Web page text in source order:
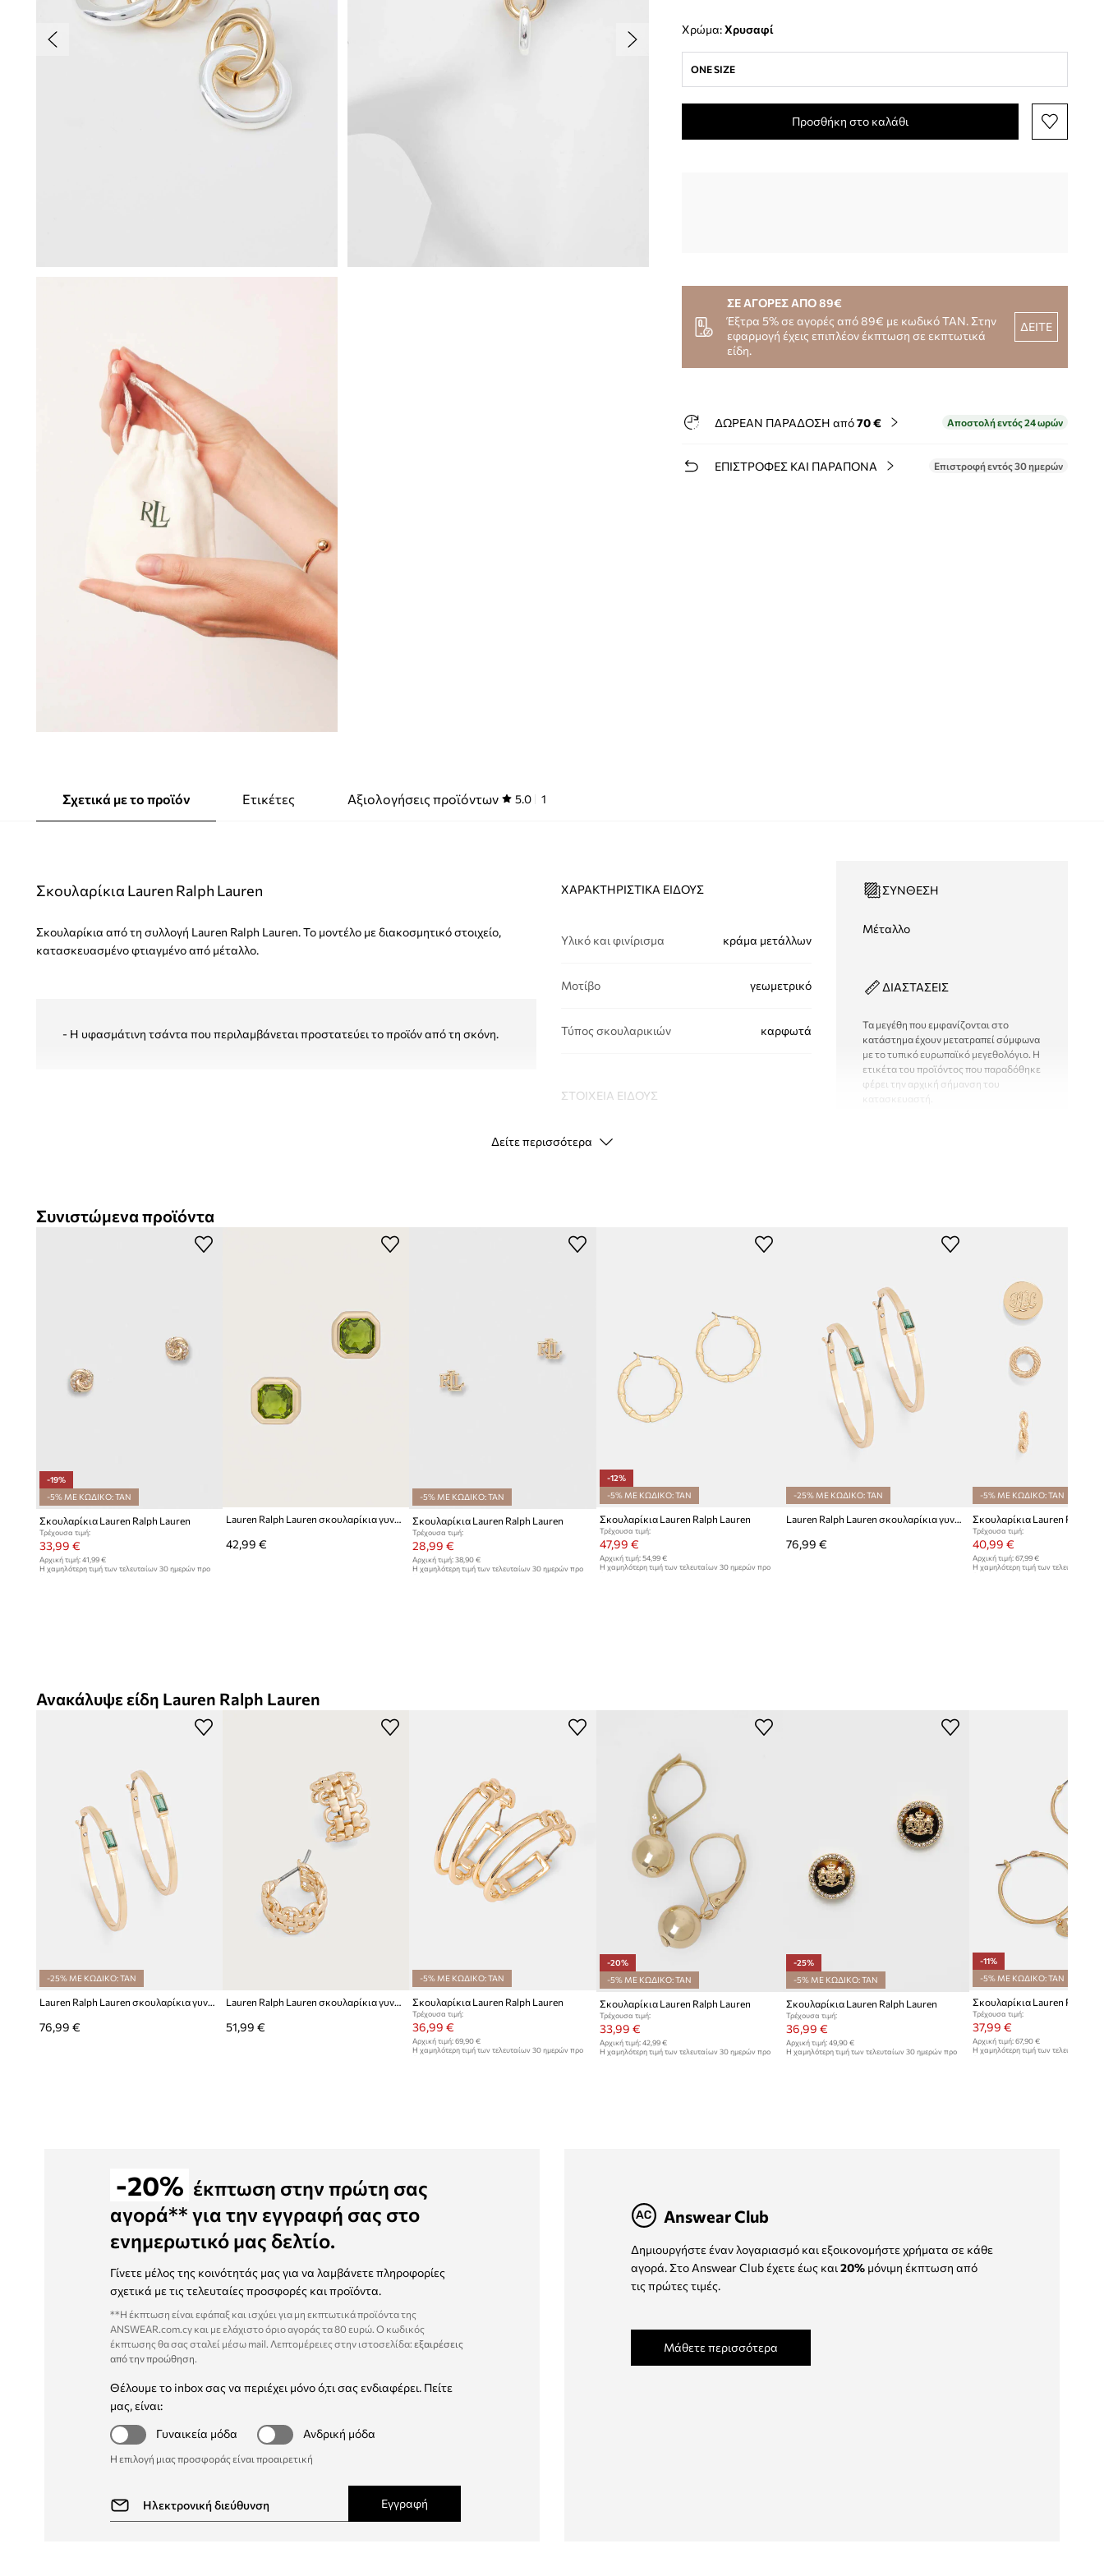
Χρώμα: χρυσαφί
ONE SIZE
Προσθήκη στο καλάθι
ΣΕ ΑΓΟΡΕΣ ΑΠΟ 89€
Έξτρα 5% σε αγορές από 89€ με κωδικό TAN. Στην
εφαρμογή έχεις επιπλέον έκπτωση σε εκπτωτικά
είδη.
ΔΕΙΤΕ
ΔΩΡΕΑΝ ΠΑΡΑΔΟΣΗ από70 € Αποστολή εντός 24 ωρών
ΕΠΙΣΤΡΟΦΕΣ ΚΑΙ ΠΑΡΑΠΟΝΑ Επιστροφή εντός 30 ημερών
Σχετικά με το προϊόν Ετικέτες Αξιολογήσεις προϊόντων 5.0 1
Σκουλαρίκια Lauren Ralph Lauren
Σκουλαρίκια από τη συλλογή Lauren Ralph Lauren. Το μοντέλο με διακοσμητικό στοιχείο,
κατασκευασμένο φτιαγμένο από μέταλλο.
- Η υφασμάτινη τσάντα που περιλαμβάνεται προστατεύει το προϊόν από τη σκόνη.
ΧΑΡΑΚΤΗΡΙΣΤΙΚΆ ΕΊΔΟΥΣ
Υλικό και φινίρισμα κράμα μετάλλων
Μοτίβο γεωμετρικό
Τύπος σκουλαρικιών καρφωτά
ΣΤΟΙΧΕΊΑ ΕΊΔΟΥΣ
Κωδικός
Χρώμα χρυσαφί
ID προϊόντος
ΣΎΝΘΕΣΗ
Μέταλλο
ΔΙΑΣΤΑΣΕΙΣ
Τα μεγέθη που εμφανίζονται στο
κατάστημα έχουν μετατραπεί σύμφωνα
με το τυπικό ευρωπαϊκό μεγεθολόγιο. Η
ετικέτα του προϊόντος που παραδόθηκε
φέρει την αρχική σήμανση του
Δείτε περισσότερα
Συνιστώμενα προϊόντα
-19%
-5% ΜΕ ΚΩΔΙΚΟ: TAN
Σκουλαρίκια Lauren Ralph Lauren
Τρέχουσα τιμή:
33,99 €
Αρχική τιμή: 41,99 €
Η χαμηλότερη τιμή των τελευταίων 30 ημερών προ
Lauren Ralph Lauren σκουλαρίκια γυναικεία μεταλλικά
42,99 €
-5% ΜΕ ΚΩΔΙΚΟ: TAN
Σκουλαρίκια Lauren Ralph Lauren
Τρέχουσα τιμή:
28,99 €
Αρχική τιμή: 38,90 €
Η χαμηλότερη τιμή των τελευταίων 30 ημερών προ
-12%
-5% ΜΕ ΚΩΔΙΚΟ: TAN
Σκουλαρίκια Lauren Ralph Lauren
Τρέχουσα τιμή:
47,99 €
Αρχική τιμή: 54,99 €
Η χαμηλότερη τιμή των τελευταίων 30 ημερών προ
-25% ΜΕ ΚΩΔΙΚΟ: TAN
Lauren Ralph Lauren σκουλαρίκια γυναικεία ζιργκόν EMMYLOU
76,99 €
-5% ΜΕ ΚΩΔΙΚΟ: TAN
Τρέχουσα τιμή:
40,99 €
Αρχική τιμή: 67,99 €
Η χαμηλότερη τιμή των τελευταίων
Ανακάλυψε είδη Lauren Ralph Lauren
-25% ΜΕ ΚΩΔΙΚΟ: TAN
Lauren Ralph Lauren σκουλαρίκια γυναικεία ζιργκόν EMMYLOU
76,99 €
Lauren Ralph Lauren σκουλαρίκια γυναικεία μεταλλικά
51,99 €
-5% ΜΕ ΚΩΔΙΚΟ: TAN
Σκουλαρίκια Lauren Ralph Lauren
Τρέχουσα τιμή:
36,99 €
Αρχική τιμή: 69,90 €
Η χαμηλότερη τιμή των τελευταίων 30 ημερών προ
-20%
-5% ΜΕ ΚΩΔΙΚΟ: TAN
Σκουλαρίκια Lauren Ralph Lauren
Τρέχουσα τιμή:
33,99 €
Αρχική τιμή: 42,99 €
Η χαμηλότερη τιμή των τελευταίων 30 ημερών προ
-25%
-5% ΜΕ ΚΩΔΙΚΟ: TAN
Σκουλαρίκια Lauren Ralph Lauren
Τρέχουσα τιμή:
36,99 €
Αρχική τιμή:49,90 €
Η χαμηλότερη τιμή των τελευταίων 30 ημερών προ
-11%
-5% ΜΕ ΚΩΔΙΚΟ: TAN
Σκουλαρίκια Lauren Ralph
Τρέχουσα τιμή:
37,99 €
Αρχική τιμή: 67,90 €
Η χαμηλότερη τιμή των τελευταίων
-20% έκπτωση στην πρώτη σας
αγορά** για την εγγραφή σας στο
ενημερωτικό μας δελτίο.
Γίνετε μέλος της κοινότητάς μας για να λαμβάνετε πληροφορίες
σχετικά με τις τελευταίες προσφορές και προϊόντα.
**Η έκπτωση είναι εφάπαξ και ισχύει για μη εκπτωτικά προϊόντα της
ANSWEAR.com.cy και με ελάχιστο όριο αγοράς τα 80 ευρώ. Ο κωδικός
έκπτωσης θα σας σταλεί μέσω mail. Λεπτομέρειες στην ιστοσελίδα:εξαιρέσεις
από την προώθηση.
Θέλουμε το inbox σας να περιέχει μόνο ό,τι σας ενδιαφέρει. Πείτε
μας, είναι:
Γυναικεία μόδα
Ανδρική μόδα
Η επιλογή μιας προσφοράς είναι προαιρετική
Εγγραφή
Answear Club
Δημιουργήστε έναν λογαριασμό και εξοικονομήστε χρήματα σε κάθε
αγορά. Στο Answear Club έχετε έως και 20%μόνιμη έκπτωση από
τις πρώτες τιμές.
Μάθετε περισσότερα